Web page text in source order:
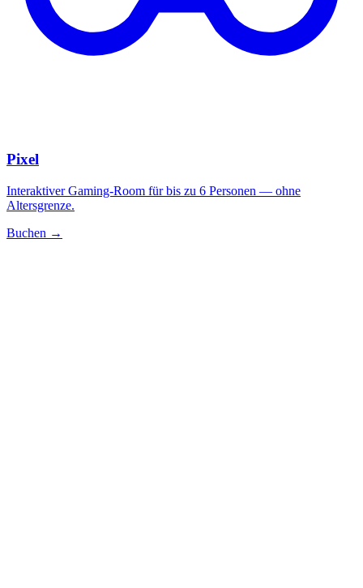
Pixel
Interaktiver Gaming-Room für bis zu 6 Personen — ohne
Altersgrenze.
Buchen →